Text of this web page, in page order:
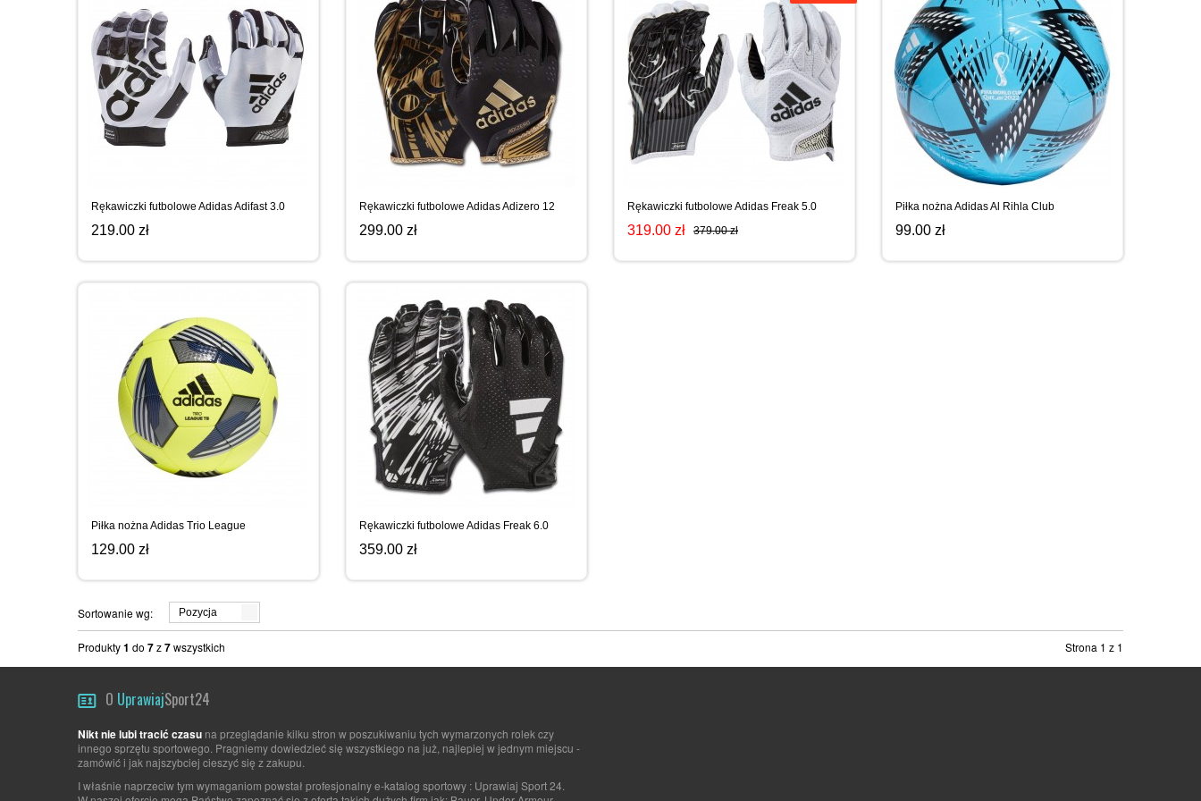
Rękawiczki futbolowe Adidas Adifast 3.0
219.00 zł
Rękawiczki futbolowe Adidas Adizero 12
299.00 zł
Rękawiczki futbolowe Adidas Freak 5.0
319.00 zł 379.00 zł
Piłka nożna Adidas Al Rihla Club
99.00 zł
Piłka nożna Adidas Trio League
129.00 zł
Rękawiczki futbolowe Adidas Freak 6.0
359.00 zł
Sortowanie wg: Pozycja
Produkty1 do 7z7wszystkich Strona 1 z 1
O UprawiajSport24
Nikt nie lubi tracić czasu na przeglądanie kilku stron w poszukiwaniu tych wymarzonych rolek czy
innego sprzętu sportowego. Pragniemy dowiedzieć się wszystkiego na już, najlepiej w jednym miejscu -
zamówić i jak najszybciej cieszyć się z zakupu.
I właśnie naprzeciw tym wymaganiom powstał profesjonalny e-katalog sportowy : Uprawiaj Sport 24.